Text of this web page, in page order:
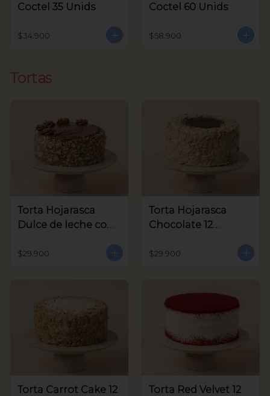
Coctel 35 Unids
$34.900
Coctel 60 Unids
$58.900
Tortas
Torta Hojarasca
Dulce de leche con
aprox
$29.900
Torta Hojarasca
Chocolate 12
$29.900
Torta Carrot Cake 12 Torta Red Velvet 12